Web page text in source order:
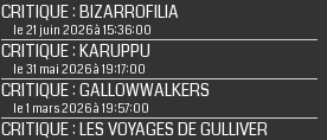
CRITIQUE : BIZARROFILIA
le 21 juin 2026 à 15:36:00
CRITIQUE : KARUPPU
le 31 mai 2026 à 19:17:00
CRITIQUE : GALLOWWALKERS
le 1 mars 2026 à 19:57:00
CRITIQUE : LES VOYAGES DE GULLIVER